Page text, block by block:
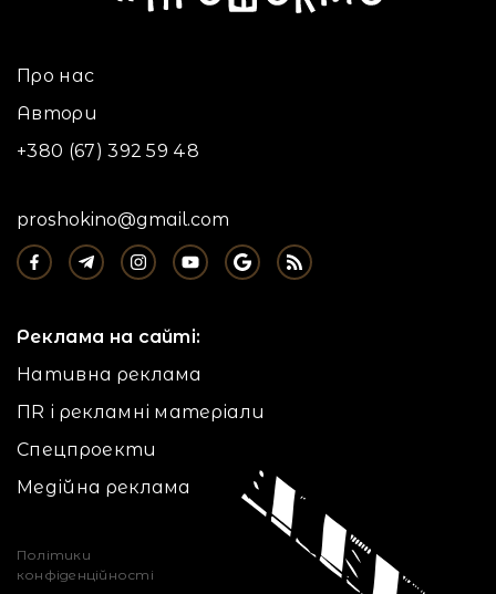
Про нас
Автори
+380 (67) 392 59 48
proshokino@gmail.com
Реклама на сайті:
Нативна реклама
ПR і рекламні матеріали
Спецпроекти
Медійна реклама
Політики
конфіденційності